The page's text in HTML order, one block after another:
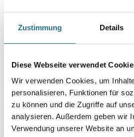
Zustimmung Details
Diese Webseite verwendet
Wir verwenden Cookies, um
personalisieren, Funktionen für
zu können und die Zugriffe auf
analysieren. Außerdem geben wir
Verwendung unserer Website an
Reparaturen trocknet der Alleskleber
Textilien.
Gebinde